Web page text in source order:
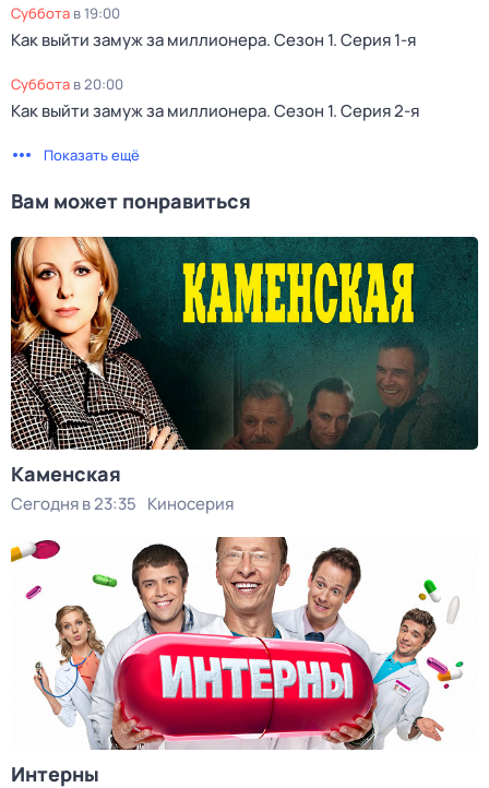
суббота в19:00
Как выйти замуж за миллионера. Сезон 1. Серия 1-я
суббота в20:00
Как выйти замуж за миллионера. Сезон 1. Серия 2-я
Показать ещё
Вам может понравиться
Каменская
Сегодня в 23:35 Киносерия
Интерны